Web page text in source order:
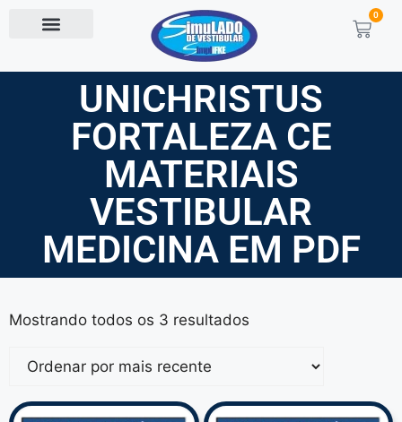
0
UNICHRISTUS
FORTALEZA CE
MATERIAIS
VESTIBULAR
MEDICINA EM PDF
Mostrando todos os 3 resultados